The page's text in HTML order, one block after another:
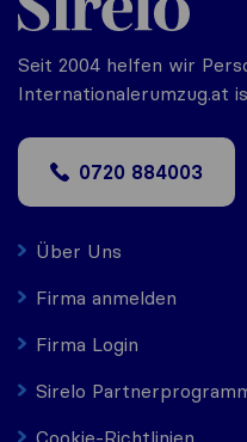
Seit 2004 helfen wir
Internationalerumzug.at
0720 884003
Über Uns
Firma anmelden
Firma Login
Sirelo